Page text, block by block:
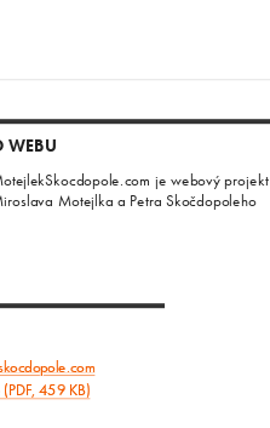
WEBU
je webový projekt
Motejlka a Petra Skočdopoleho
459 KB)